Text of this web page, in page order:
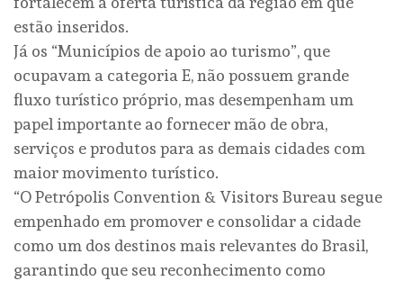
estão inseridos.
Já os “Municípios de apoio ao turismo”, que
ocupavam a categoria E, não possuem grande
fluxo turístico próprio, mas desempenham um
papel importante ao fornecer mão de obra,
serviços e produtos para as demais cidades com
maior movimento turístico.
“O Petrópolis Convention & Visitors Bureau segue
empenhado em promover e consolidar a cidade
como um dos destinos mais relevantes do Brasil,
garantindo que seu reconhecimento como